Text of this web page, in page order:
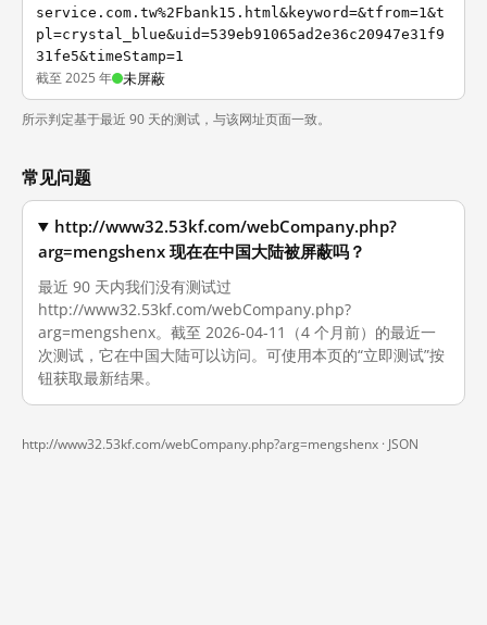
service.com.tw%2Fbank15.html&keyword=&tfrom=1&t
pl=crystal_blue&uid=539eb91065ad2e36c20947e31f9
31fe5&timeStamp=1
截至 2025 年 未屏蔽
所示判定基于最近 90 天的测试，与该网址页面一致。
常见问题
http://www32.53kf.com/webCompany.php?
arg=mengshenx 现在在中国大陆被屏蔽吗？
最近 90 天内我们没有测试过
http://www32.53kf.com/webCompany.php?
arg=mengshenx。截至 2026-04-11（4 个月前）的最近一
次测试，它在中国大陆可以访问。可使用本页的“立即测试”按
钮获取最新结果。
http://www32.53kf.com/webCompany.php?arg=mengshenx · JSON